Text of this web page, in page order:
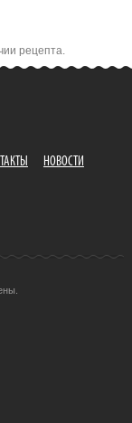
рецепта.
НОВОСТИ